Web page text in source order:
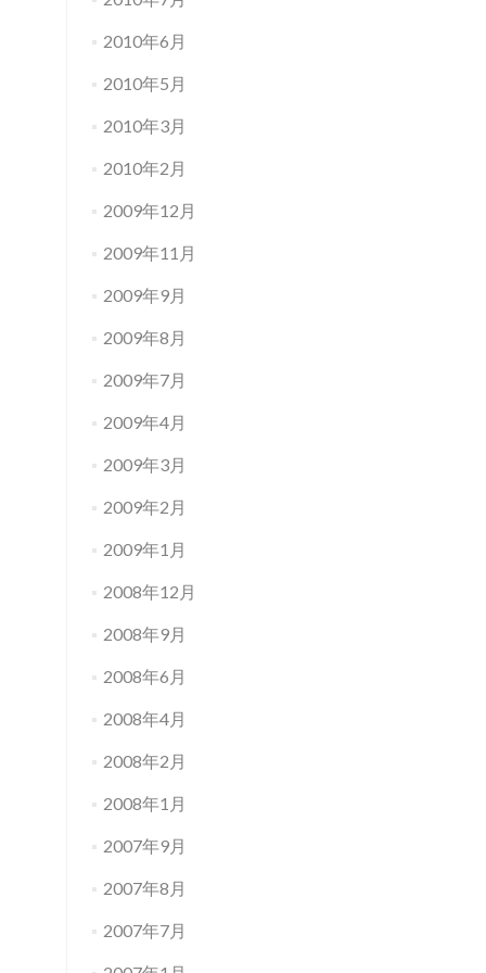
2010年6月
2010年5月
2010年3月
2010年2月
2009年12月
2009年11月
2009年9月
2009年8月
2009年7月
2009年4月
2009年3月
2009年2月
2009年1月
2008年12月
2008年9月
2008年6月
2008年4月
2008年2月
2008年1月
2007年9月
2007年8月
2007年7月